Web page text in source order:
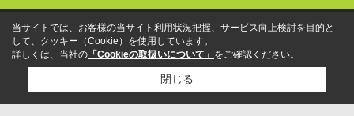
当サイトでは、お客様の当サイト利用状況把握、サービス向上検討を目的と
して、クッキー（Cookie）を使用しています。
詳しくは、当社の 「Cookieの取扱いについて」 をご確認ください。
閉じる